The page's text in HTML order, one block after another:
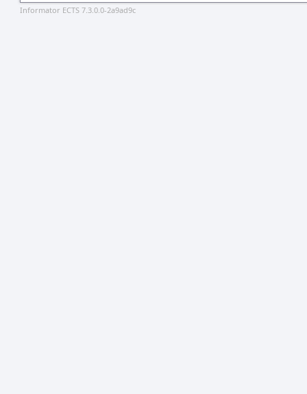
Informator ECTS 7.3.0.0-2a9ad9c